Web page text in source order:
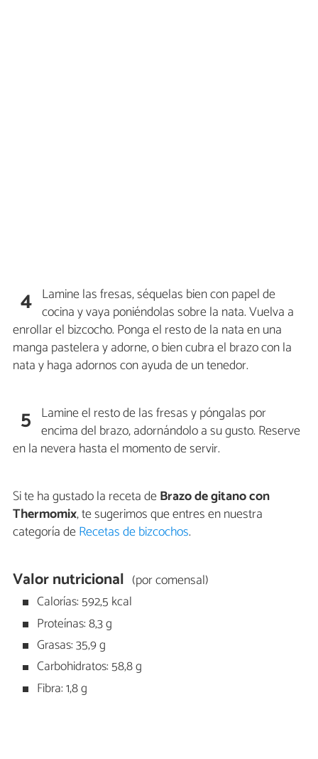
4 Lamine las fresas, séquelas bien con papel de
cocina y vaya poniéndolas sobre la nata. Vuelva a
enrollar el bizcocho. Ponga el resto de la nata en una
manga pastelera y adorne, o bien cubra el brazo con la
nata y haga adornos con ayuda de un tenedor.
5 Lamine el resto de las fresas y póngalas por
encima del brazo, adornándolo a su gusto. Reserve
en la nevera hasta el momento de servir.
Si te ha gustado la receta deBrazo de gitano con
Thermomix, te sugerimos que entres en nuestra
categoría deRecetas de bizcochos.
Valor nutricional (por comensal)
Calorías: 592,5 kcal
Proteínas: 8,3 g
Grasas: 35,9 g
Carbohidratos: 58,8 g
Fibra: 1,8 g